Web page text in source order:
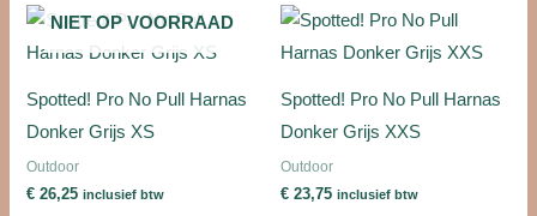
NIET OP VOORRAAD
Spotted! Pro No Pull Harnas
Donker Grijs XS
Outdoor
€ 26,25 inclusief btw
Spotted! Pro No Pull Harnas
Donker Grijs XXS
Outdoor
€ 23,75 inclusief btw